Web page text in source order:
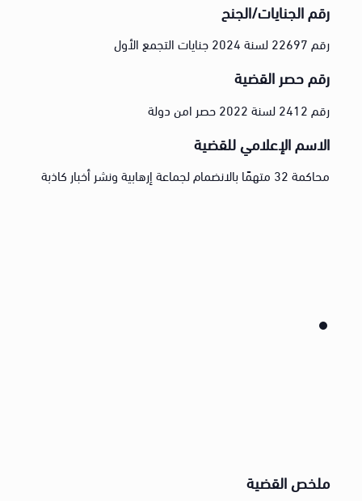
رقم الجنايات/الجنح
رقم 22697 لسنة 2024 جنايات التجمع الأول
رقم حصر القضية
رقم 2412 لسنة 2022 حصر امن دولة
الاسم الإعلامي للقضية
محاكمة 32 متهمًا بالانضمام لجماعة إرهابية ونشر أخبار كاذبة
ملخص القضية